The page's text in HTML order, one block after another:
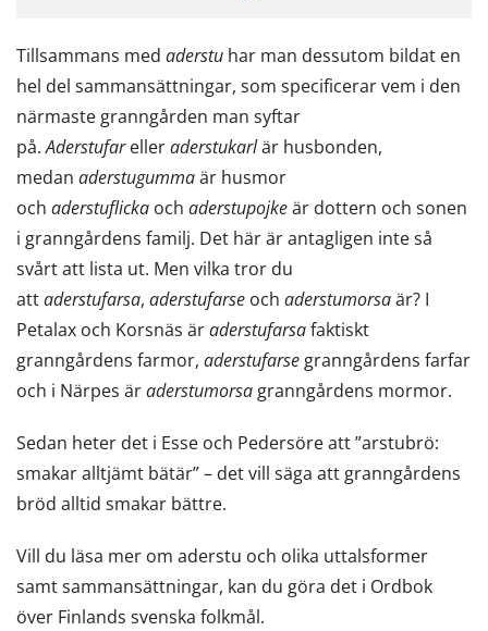
fönster,
du
en
annan
tjänst)
Tillsammans med aderstu har man dessutom bildat en
hel del sammansättningar, som specificerar vem i den
närmaste granngården man syftar
på.Aderstufarelleraderstukarlär husbonden,
medan aderstugummaär husmor
och aderstuflicka och aderstupojkeär dottern och sonen
i granngårdens familj. Det här är antagligen inte så
svårt att lista ut. Men vilka tror du
attaderstufarsa, aderstufarse och aderstumorsaär? I
Petalax och Korsnäs äraderstufarsafaktiskt
granngårdens farmor, aderstufarse granngårdens farfar
och i Närpes äraderstumorsa granngårdens mormor.
Sedan heter det i Esse och Pedersöre att ”arstubrö:
smakar alltjämt bätär” – det vill säga att granngårdens
bröd alltid smakar bättre.
Vill du läsa mer om aderstu och olika uttalsformer
samt sammansättningar, kan du göra det i Ordbok
över Finlands svenska folkmål.